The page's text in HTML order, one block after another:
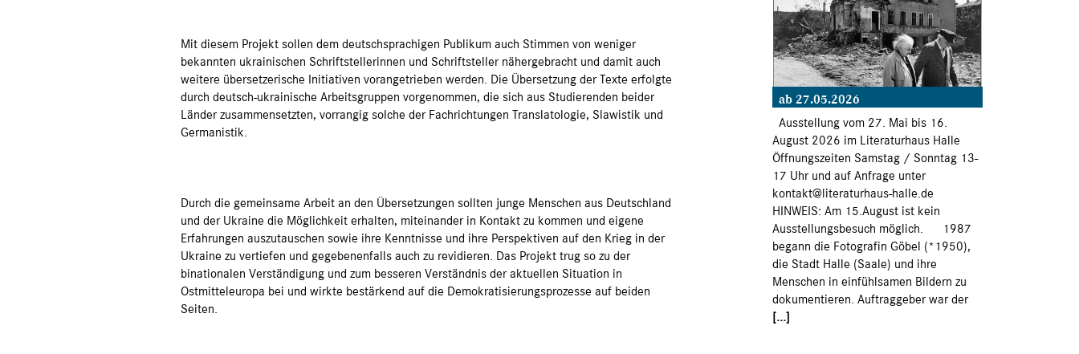
Mit diesem Projekt sollen dem deutschsprachigen Publikum auch Stimmen von weniger
bekannten ukrainischen Schriftstellerinnen und Schriftsteller nähergebracht und damit auch
weitere übersetzerische Initiativen vorangetrieben werden. Die Übersetzung der Texte erfolgte
durch deutsch-ukrainische Arbeitsgruppen vorgenommen, die sich aus Studierenden beider
Länder zusammensetzten, vorrangig solche der Fachrichtungen Translatologie, Slawistik und
Germanistik.
Durch die gemeinsame Arbeit an den Übersetzungen sollten junge Menschen aus Deutschland
und der Ukraine die Möglichkeit erhalten, miteinander in Kontakt zu kommen und eigene
Erfahrungen auszutauschen sowie ihre Kenntnisse und ihre Perspektiven auf den Krieg in der
Ukraine zu vertiefen und gegebenenfalls auch zu revidieren. Das Projekt trug so zu der
binationalen Verständigung und zum besseren Verständnis der aktuellen Situation in
Ostmitteleuropa bei und wirkte bestärkend auf die Demokratisierungsprozesse auf beiden
Seiten.
ab 27.05.2026
Ausstellung vom 27. Mai bis 16.
August 2026 im Literaturhaus Halle
Öffnungszeiten Samstag / Sonntag 13-
17 Uhr und auf Anfrage unter
kontakt@literaturhaus-halle.de
HINWEIS: Am 15.August ist kein
Ausstellungsbesuch möglich. 1987
begann die Fotografin Göbel (*1950),
die Stadt Halle (Saale) und ihre
Menschen in einfühlsamen Bildern zu
dokumentieren. Auftraggeber war der
[...]